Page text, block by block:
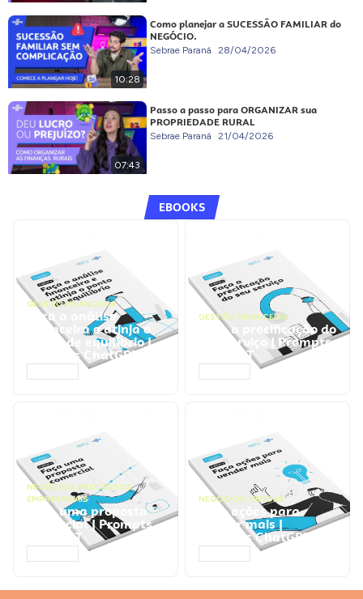
10:28
Como planejar a SUCESSÃO FAMILIAR do
NEGÓCIO.
Sebrae Paraná 28/04/2026
07:43
Passo a passo para ORGANIZAR sua
PROPRIEDADE RURAL
Sebrae Paraná 21/04/2026
EBOOKS
GESTÃO FINANCEIRA
Faça a análise
financeira e atinja o
ponto de equilíbrio |
Prompts ChatGPT
GESTÃO FINANCEIRA
Faça a precificação do
seu serviço | Prompts
ChatGPT
NEGÓCIOS, PROCESSOS
EMPRESARIAIS
Faça uma proposta
comercial | Prompts
ChatGPT
NEGÓCIOS, VENDAS
Faça ações para
vender mais |
Prompts ChatGPT